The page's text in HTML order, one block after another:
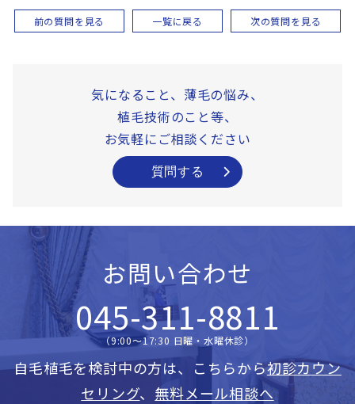
前の質問を見る 一覧に戻る 次の質問を見る
気になること、薄毛の悩み、
植毛技術のこと等、
お気軽にご相談ください
質問する
お問い合わせ
045-311-8811
（9:00〜17:30 日曜・水曜休診）
自毛植毛を検討中の方は、こちらから初診カウン
セリング、 無料メール相談へ